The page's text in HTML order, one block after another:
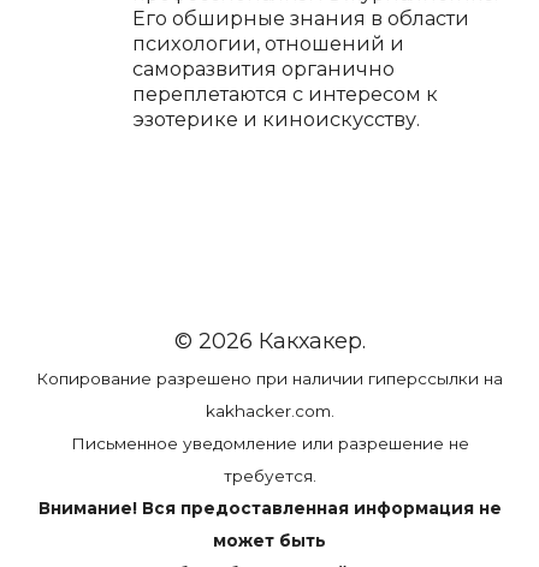
Его обширные знания в области
психологии, отношений и
саморазвития органично
переплетаются с интересом к
эзотерике и киноискусству.
© 2026 Какхакер.
Копирование разрешено при наличии гиперссылки на
kakhacker.com.
Письменное уведомление или разрешение не
требуется.
Внимание! Вся предоставленная информация не
может быть